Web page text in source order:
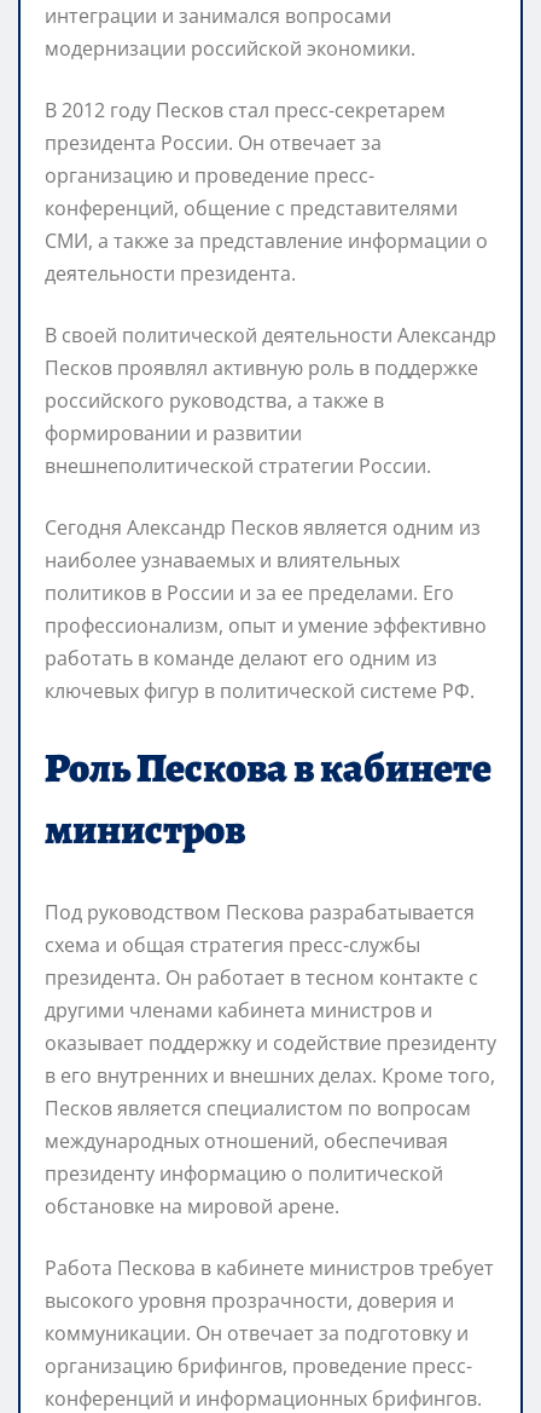
интеграции и занимался вопросами
модернизации российской экономики.
В 2012 году Песков стал пресс-секретарем
президента России. Он отвечает за
организацию и проведение пресс-
конференций, общение с представителями
СМИ, а также за представление информации о
деятельности президента.
В своей политической деятельности Александр
Песков проявлял активную роль в поддержке
российского руководства, а также в
формировании и развитии
внешнеполитической стратегии России.
Сегодня Александр Песков является одним из
наиболее узнаваемых и влиятельных
политиков в России и за ее пределами. Его
профессионализм, опыт и умение эффективно
работать в команде делают его одним из
ключевых фигур в политической системе РФ.
Роль Пескова в кабинете
министров
Под руководством Пескова разрабатывается
схема и общая стратегия пресс-службы
президента. Он работает в тесном контакте с
другими членами кабинета министров и
оказывает поддержку и содействие президенту
в его внутренних и внешних делах. Кроме того,
Песков является специалистом по вопросам
международных отношений, обеспечивая
президенту информацию о политической
обстановке на мировой арене.
Работа Пескова в кабинете министров требует
высокого уровня прозрачности, доверия и
коммуникации. Он отвечает за подготовку и
организацию брифингов, проведение пресс-
конференций и информационных брифингов.